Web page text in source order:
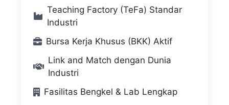
Teaching Factory (TeFa) Standar
Industri
Bursa Kerja Khusus (BKK) Aktif
Link and Match dengan Dunia
Industri
Fasilitas Bengkel & Lab Lengkap